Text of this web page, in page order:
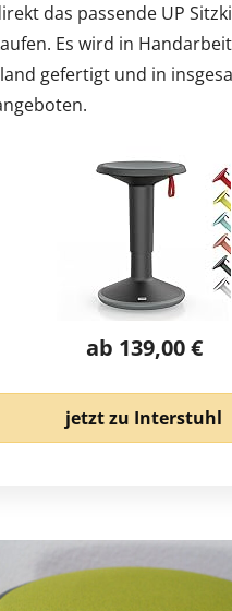
das passende UP
Es wird in
gefertigt und in
ab 139,00 €
jetzt zu Interstuhl